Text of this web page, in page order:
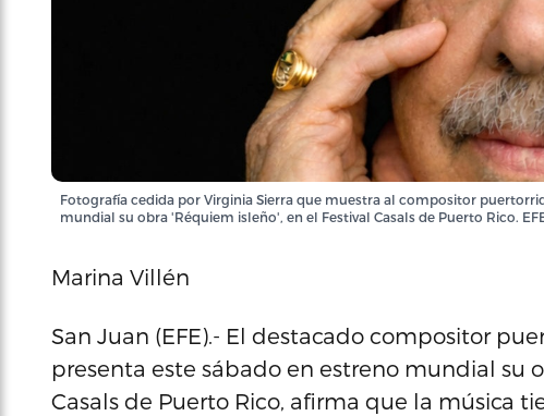
Fotografía cedida por Virginia Sierra que muestra al compositor
mundial su obra 'Réquiem isleño', en el Festival Casals de Puerto Rico.
Marina Villén
San Juan (EFE).- El destacado compositor
presenta este sábado en estreno mundial su
Casals de Puerto Rico, afirma que la música